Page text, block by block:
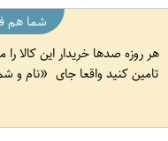
شما هم
هر روزه صدها خریدار این کالا را
تامین کنید واقعا جای
نام و